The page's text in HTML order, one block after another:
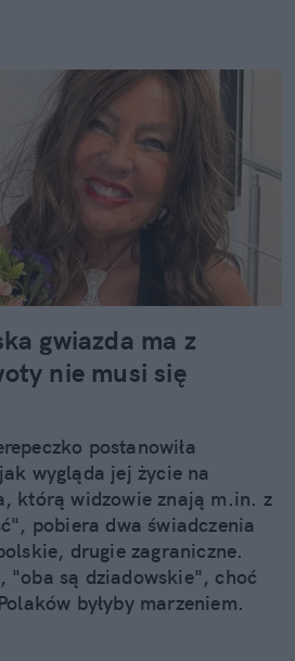
gwiazda ma z
nie musi się
postanowiła
wygląda jej życie na
którą widzowie znają m.in. z
pobiera dwa świadczenia
drugie zagraniczne.
"oba są dziadowskie", choć
byłyby marzeniem.